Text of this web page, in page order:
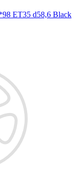
ET35 d58,6 Black